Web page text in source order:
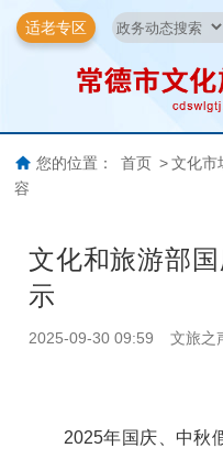
适老专区
您的位置： 首页 > 文化市
容
文化和旅游部
示
2025-09-30 09:59 文旅之
2025年国庆、中秋